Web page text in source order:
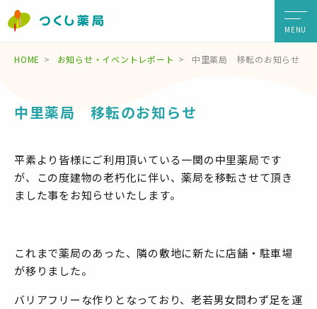
MENU
HOME お知らせ・イベントレポート 中里薬局 移転のお知らせ
中里薬局 移転のお知らせ
平素より皆様にご利用頂いている一関の中里薬局です
が、この度建物の老朽化に伴い、薬局を移転させて頂き
ました事をお知らせいたします。
これまで薬局のあった、隣の敷地に新たに店舗・駐車場
が移りました。
バリアフリーな作りとなっており、老若男女問わず足を運